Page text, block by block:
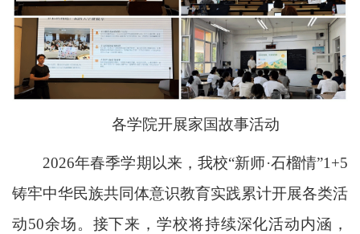
各学院开展家国故事活动
2026年春季学期以来，我校“新师·石榴情”1+5
铸牢中华民族共同体意识教育实践累计开展各类活
动50余场。接下来，学校将持续深化活动内涵，